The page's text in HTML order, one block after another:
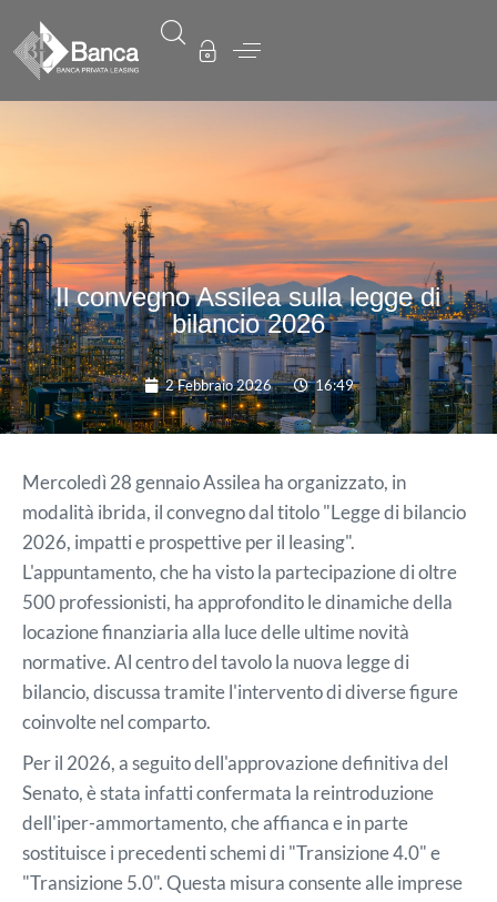
Il convegno Assilea sulla legge di
bilancio 2026
2 Febbraio 2026 16:49
Mercoledì 28 gennaio Assilea ha organizzato, in
modalità ibrida, il convegno dal titolo "Legge di bilancio
2026, impatti e prospettive per il leasing".
L'appuntamento, che ha visto la partecipazione di oltre
500 professionisti, ha approfondito le dinamiche della
locazione finanziaria alla luce delle ultime novità
normative. Al centro del tavolo la nuova legge di
bilancio, discussa tramite l'intervento di diverse figure
coinvolte nel comparto.
Per il 2026, a seguito dell'approvazione definitiva del
Senato, è stata infatti confermata la reintroduzione
dell'iper-ammortamento, che affianca e in parte
sostituisce i precedenti schemi di "Transizione 4.0" e
"Transizione 5.0". Questa misura consente alle imprese